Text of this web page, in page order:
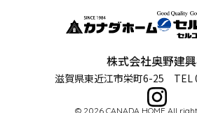
株式会社奥野建
滋賀県東近江市栄町6-25 TEL
© 2026 CANADA HOME All